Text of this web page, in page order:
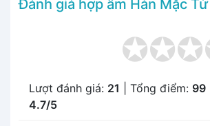
Đánh giá hợp âm Hàn Mặc Tử
Lượt đánh giá: 21 | Tổng điểm: 99
4.7/5